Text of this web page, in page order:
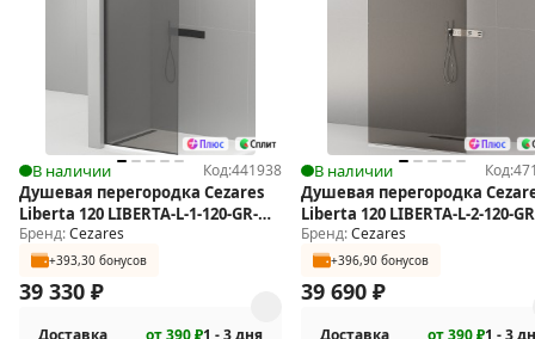
В наличии Код:441938
Душевая перегородка Cezares
Liberta 120 LIBERTA-L-1-120-GR-
NERO
Бренд:Cezares
+393,30 бонусов
39 330 ₽
Доставка от 390 ₽1 - 3 дня
В наличии Код:
Душевая перегородка
Liberta 120 LIBERTA-L-2-120-
Бренд:Cezares
+396,90 бонусов
39 690 ₽
Доставка от 390 ₽1 - 3